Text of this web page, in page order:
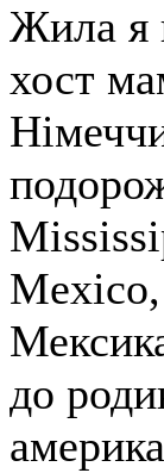
Жила я
хост
Mexico,
до